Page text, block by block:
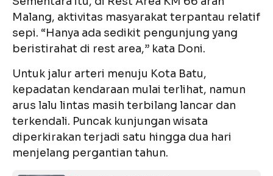
Malang, aktivitas masyarakat terpantau relatif
sepi. “Hanya ada sedikit pengunjung yang
beristirahat di rest area,” kata Doni.
Untuk jalur arteri menuju Kota Batu,
kepadatan kendaraan mulai terlihat, namun
arus lalu lintas masih terbilang lancar dan
terkendali. Puncak kunjungan wisata
diperkirakan terjadi satu hingga dua hari
menjelang pergantian tahun.